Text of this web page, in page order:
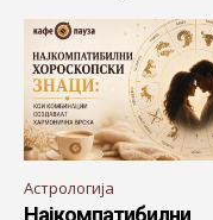
Астрологија
Најкомпатибилни